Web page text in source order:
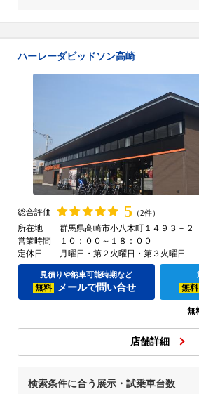
ハーレーダビッドソン高崎
総合評価 5 （2件）
所在地
群馬県高崎市小八木町１４９３－２
営業時間
１０：００～１８：００
定休日
月曜日・第２火曜日・第３火曜日
見積りや納車可能時期など
無料 メールで問い合せ 無料
無
店舗詳細
検索条件に合う展示・試乗車台数